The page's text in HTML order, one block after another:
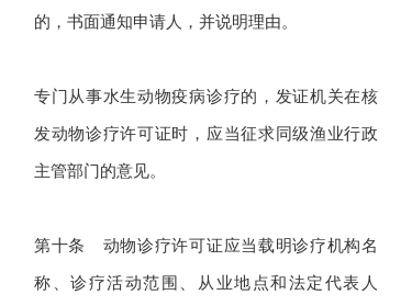
的，书面通知申请人，并说明理由。
专门从事水生动物疫病诊疗的，发证机关在核
发动物诊疗许可证时，应当征求同级渔业行政
主管部门的意见。
第十条 动物诊疗许可证应当载明诊疗机构名
称、诊疗活动范围、从业地点和法定代表人